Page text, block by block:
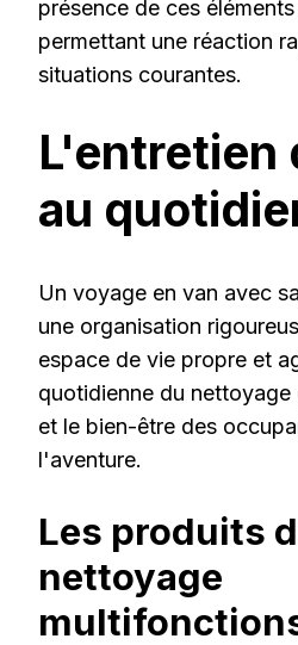
présence de ces
permettant une réaction
situations courantes.
L'entretien
au
Un voyage en van avec
une organisation
espace de vie propre et
quotidienne du
et le bien-être des
l'aventure.
Les produits
nettoyage